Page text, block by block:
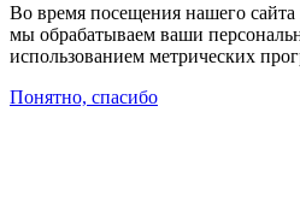
Во время посещения нашего сайта
мы обрабатываем ваши
использованием метрических
Понятно, спасибо